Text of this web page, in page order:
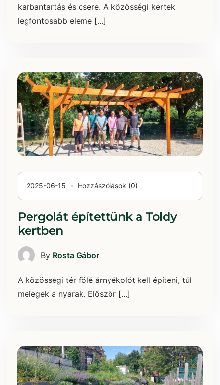
karbantartás és csere. A közösségi kertek
legfontosabb eleme [...]
2025-06-15 Hozzászólások (0)
Pergolát építettünk a Toldy
kertben
By Rosta Gábor
A közösségi tér fölé árnyékolót kell építeni, túl
melegek a nyarak. Először [...]